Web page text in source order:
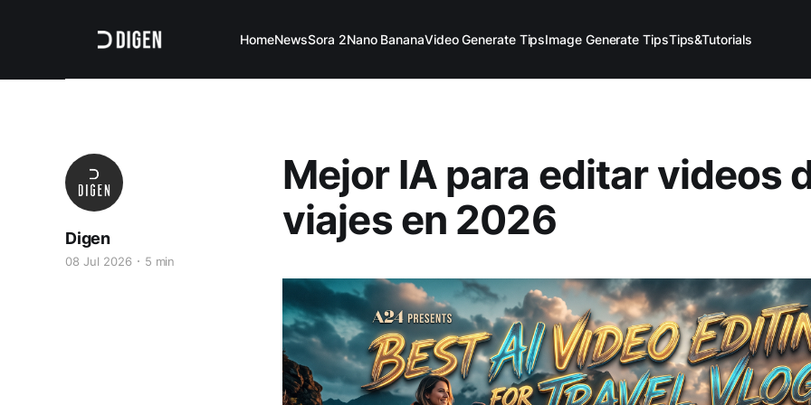
HomeNewsSora 2Nano BananaVideo Generate TipsImage Generate TipsTips&Tutorials
Mejor IA para editar videos
viajes en 2026
Digen
08 Jul 2026 5 min